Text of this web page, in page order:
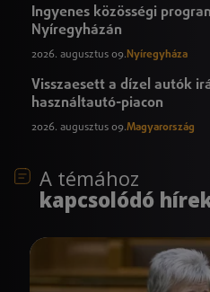
Ingyenes közösségi
Nyíregyházán
2026. augusztus 09. Nyíregyháza
Visszaesett a dízel autók
használtautó-piacon
2026. augusztus 09.Magyarország
A témához
kapcsolódó